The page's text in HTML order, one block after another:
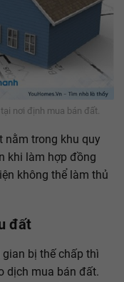
nơi định mua bán đất.
nằm trong khu quy
khi làm hợp đồng
không thể làm thủ
đất
bị thế chấp thì
dịch mua bán đất.